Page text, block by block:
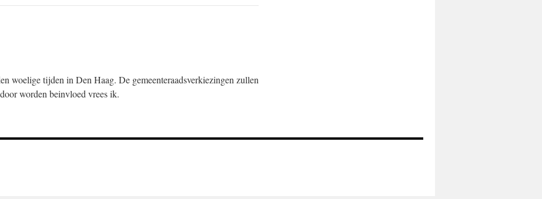
woelige tijden in Den Haag. De gemeenteraadsverkiezingen zullen
worden beinvloed vrees ik.